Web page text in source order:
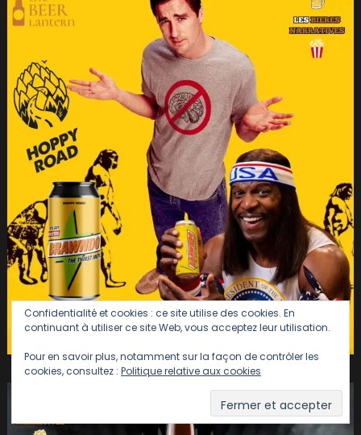
Confidentialité et cookies : ce site utilise des cookies. En
continuant à utiliser ce site Web, vous acceptez leur utilisation.
Pour en savoir plus, notamment sur la façon de contrôler les
cookies, consultez : Politique relative aux cookies